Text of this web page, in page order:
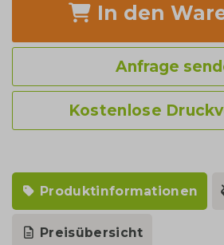
In den
Anfrage
Kostenlose
Produktinformationen
Preisübersicht